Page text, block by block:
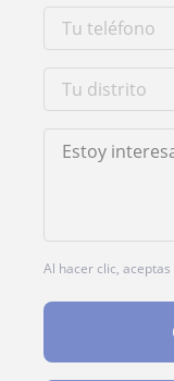
Al hacer clic,